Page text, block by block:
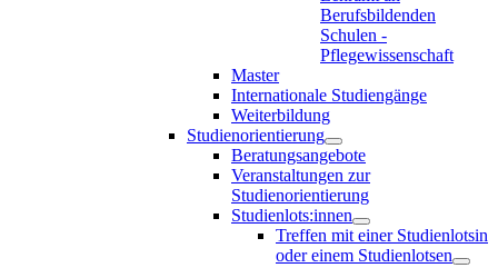
Berufsbildenden
Schulen -
Pflegewissenschaft
Master
Internationale Studiengänge
Weiterbildung
Studienorientierung
Beratungsangebote
Veranstaltungen zur
Studienorientierung
Studienlots:innen
Treffen mit einer Studienlotsin
oder einem Studienlotsen